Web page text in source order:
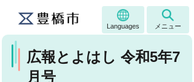
Languages メニュー
広報とよはし 令和5年7
月号